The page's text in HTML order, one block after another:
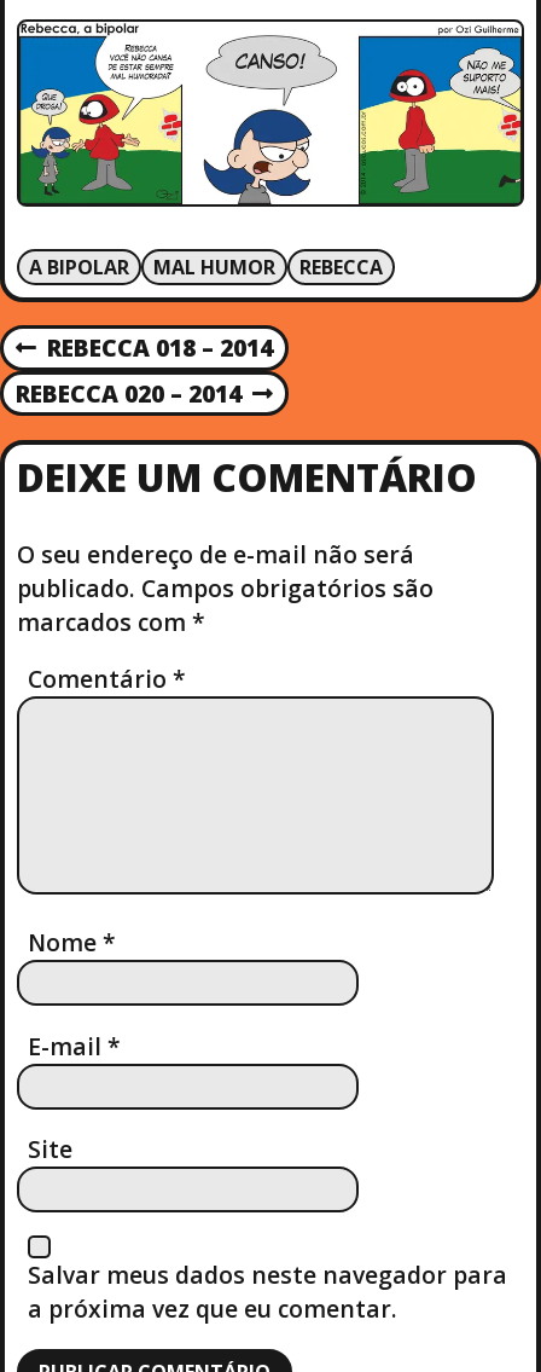
A BIPOLAR MAL HUMOR REBECCA
N
A
V
G
A
Ç
D
P
O
S
P
R
E
V
I
O
S
P
O
S
REBECCA 018 – 2014
N
X
T
S
T
REBECCA 020 – 2014
DEIXE UM COMENTÁRIO
O seu endereço de e-mail não será
publicado. Campos obrigatórios são
marcados com *
Comentário*
Nome*
E-mail*
Site
Salvar meus dados neste navegador para
a próxima vez que eu comentar.